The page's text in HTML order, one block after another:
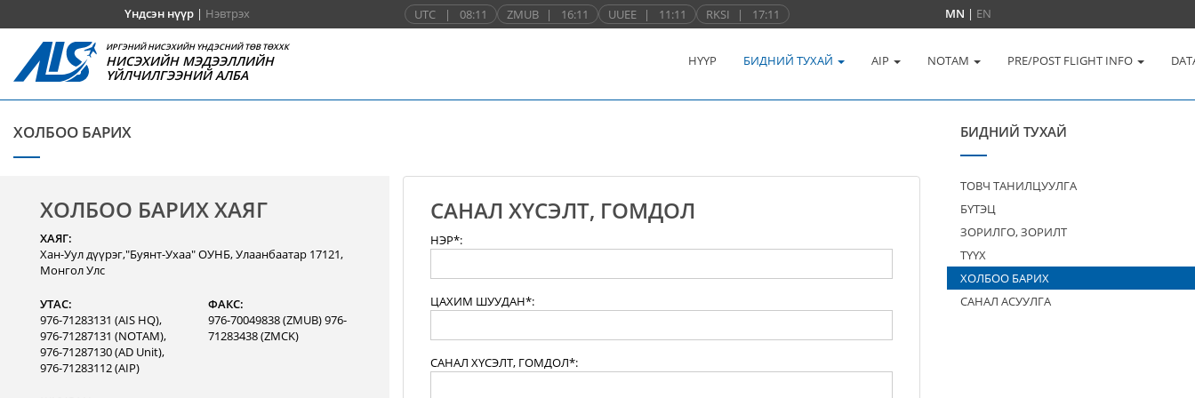
Үндсэн нүүр| Нэвтрэх UTC | 08:11 ZMUB | 16:11 UUEE | 11:11 RKSI | 17:11 MN | EN
ИРГЭНИЙ НИСЭХИЙН ҮНДЭСНИЙ ТӨВ ТӨХХК
НИСЭХИЙН МЭДЭЭЛЛИЙН
ҮЙЛЧИЛГЭЭНИЙ АЛБА
НҮҮР БИДНИЙ ТУХАЙ AIP NOTAM PRE/POST FLIGHT INFO
ХОЛБОО БАРИХ
ХОЛБОО БАРИХ ХАЯГ
ХАЯГ:
Хан-Уул дүүрэг,"Буянт-Ухаа" ОУНБ, Улаанбаатар 17121,
Монгол Улс
УТАС:
976-71283131 (AIS HQ),
976-71287131 (NOTAM),
976-71287130 (AD Unit),
976-71283112 (AIP)
ФАКС:
976-70049838 (ZMUB) 976-
71283438 (ZMCK)
САНАЛ ХҮСЭЛТ, ГОМДОЛ
НЭР*:
ЦАХИМ ШУУДАН*:
САНАЛ ХҮСЭЛТ, ГОМДОЛ*:
БИДНИЙ ТУХАЙ
ТОВЧ ТАНИЛЦУУЛГА
БҮТЭЦ
ЗОРИЛГО, ЗОРИЛТ
ТҮҮХ
ХОЛБОО БАРИХ
САНАЛ АСУУЛГА